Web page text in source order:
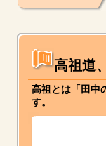
高祖道
高祖とは「田中
す。